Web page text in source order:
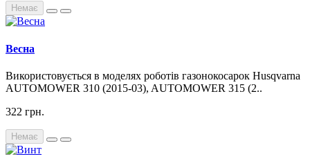
Немає
Весна
Використовується в моделях роботів газонокосарок Husqvarna
AUTOMOWER 310 (2015-03), AUTOMOWER 315 (2..
322 грн.
Немає